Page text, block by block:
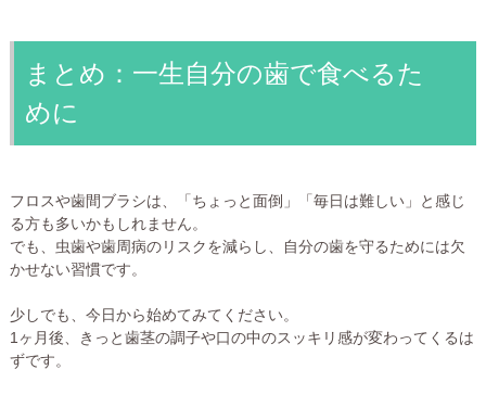
まとめ：一生自分の歯で食べるた
めに
フロスや歯間ブラシは、「ちょっと面倒」「毎日は難しい」と感じ
る方も多いかもしれません。
でも、虫歯や歯周病のリスクを減らし、自分の歯を守るためには欠
かせない習慣です。
少しでも、今日から始めてみてください。
1ヶ月後、きっと歯茎の調子や口の中のスッキリ感が変わってくるは
ずです。